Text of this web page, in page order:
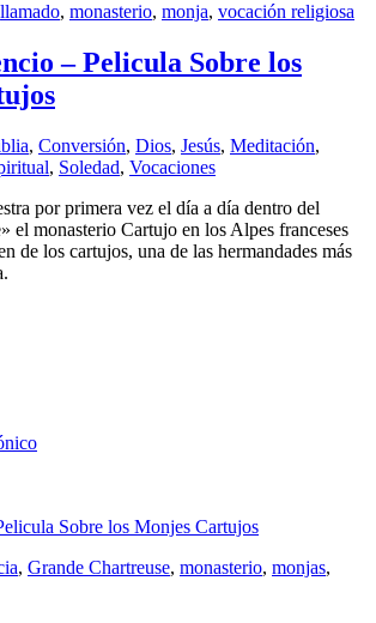
llamado, monasterio, monja, vocación religiosa
– Pelicula Sobre los
, Conversión, Dios, Jesús, Meditación,
, Soledad, Vocaciones
por primera vez el día a día dentro del
el monasterio Cartujo en los Alpes franceses
de los cartujos, una de las hermandades más
Sobre los Monjes Cartujos
, Grande Chartreuse, monasterio, monjas,